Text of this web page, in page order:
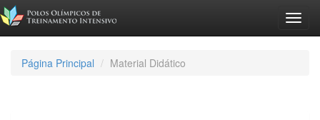
Página Principal Material Didático